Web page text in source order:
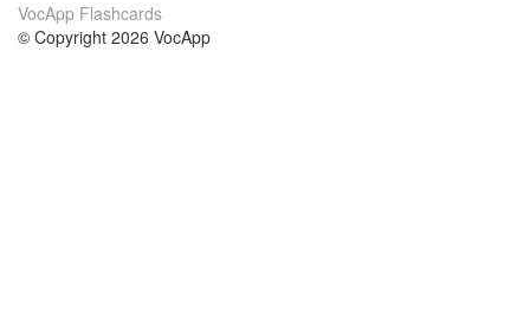
VocApp Flashcards
© Copyright 2026 VocApp